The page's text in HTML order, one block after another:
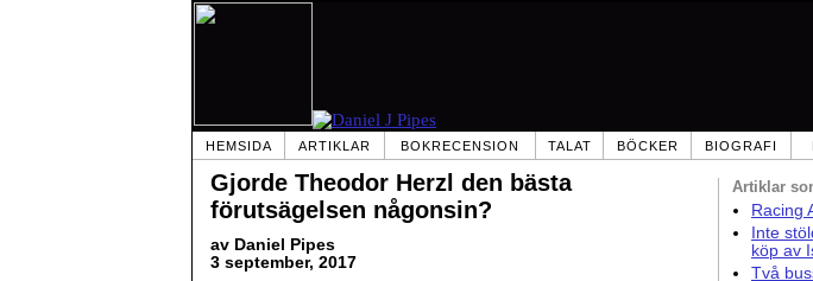
HEMSIDA ARTIKLAR BOKRECENSION TALAT BÖCKER BIOGRAFI
Artiklar
Racing
Inte
köp av
Två
Gjorde Theodor Herzl den bästa
förutsägelsen någonsin?
av Daniel Pipes
3 september, 2017